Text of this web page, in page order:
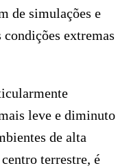
de simulações e
extremas
leve e diminuto
de alta
terrestre, é